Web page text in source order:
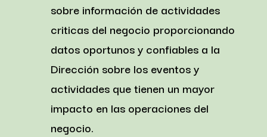
sobre información de actividades
criticas del negocio proporcionando
datos oportunos y confiables a la
Dirección sobre los eventos y
actividades que tienen un mayor
impacto en las operaciones del
negocio.